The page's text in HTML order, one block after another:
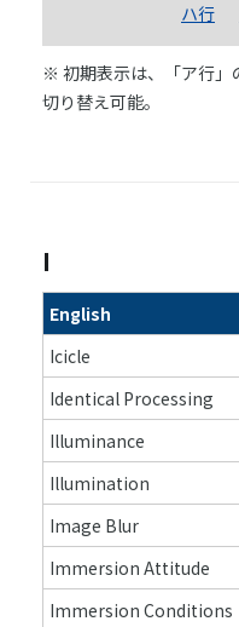
ハ行
※ 初期表示は、「ア行」
切り替え可能。
I
English
Icicle
Identical Processing
Illuminance
Illumination
Image Blur
Immersion Attitude
Immersion Conditions